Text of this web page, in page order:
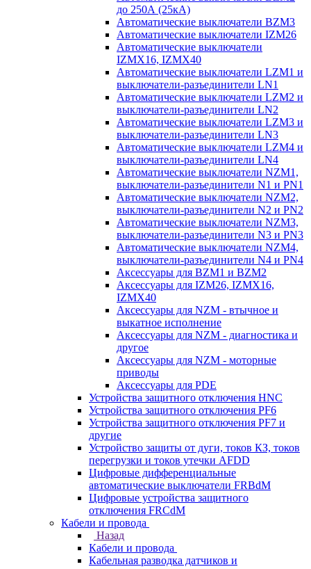
до 250А (25кА)
Автоматические выключатели BZM3
Автоматические выключатели IZM26
Автоматические выключатели
IZMX16, IZMX40
Автоматические выключатели LZM1 и
выключатели-разъединители LN1
Автоматические выключатели LZM2 и
выключатели-разъединители LN2
Автоматические выключатели LZM3 и
выключатели-разъединители LN3
Автоматические выключатели LZM4 и
выключатели-разъединители LN4
Автоматические выключатели NZM1,
выключатели-разъединители N1 и PN1
Автоматические выключатели NZM2,
выключатели-разъединители N2 и PN2
Автоматические выключатели NZM3,
выключатели-разъединители N3 и PN3
Автоматические выключатели NZM4,
выключатели-разъединители N4 и PN4
Аксессуары для BZM1 и BZM2
Аксессуары для IZM26, IZMX16,
IZMX40
Аксессуары для NZM - втычное и
выкатное исполнение
Аксессуары для NZM - диагностика и
другое
Аксессуары для NZM - моторные
приводы
Аксессуары для PDE
Устройства защитного отключения HNC
Устройства защитного отключения PF6
Устройства защитного отключения PF7 и
другие
Устройство защиты от дуги, токов КЗ, токов
перегрузки и токов утечки AFDD
Цифровые дифференциальные
автоматические выключатели FRBdM
Цифровые устройства защитного
отключения FRCdM
Кабели и провода
Назад
Кабели и провода
Кабельная разводка датчиков и